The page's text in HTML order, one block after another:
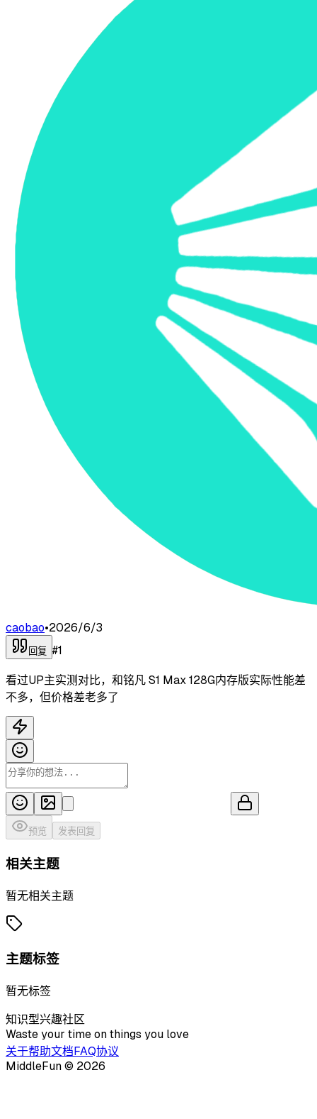
caobao•2026/6/3
回复 #1
看过UP主实测对比，和铭凡 S1 Max 128G内存版实际性能差
不多，但价格差老多了
预览 发表回复
相关主题
暂无相关主题
主题标签
暂无标签
知识型兴趣社区
Waste your time on things you love
关于帮助文档FAQ协议
MiddleFun © 2026